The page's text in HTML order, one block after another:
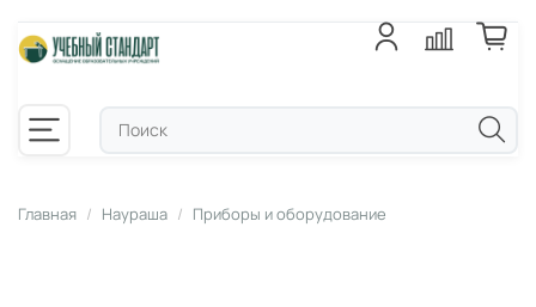
Главная Наураша Приборы и оборудование